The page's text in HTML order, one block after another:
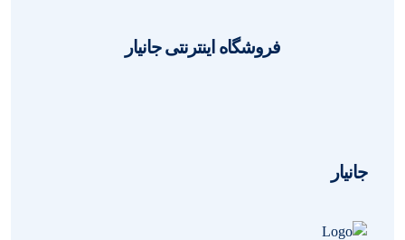
فروشگاه اینترنتی جانیار
جانیار